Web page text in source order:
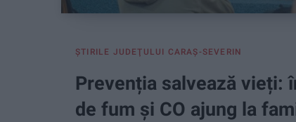
ŞTIRILE JUDEŢULUI CARAŞ-SEVERIN
Prevenția salvează vieți:
de fum și CO ajung la